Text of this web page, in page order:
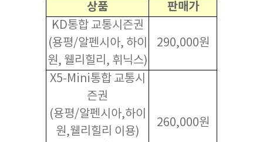
상품 판매가
KD통합 교통시즌권
(용평/알펜시아, 하이
원, 웰리힐리, 휘닉스)
290,000원
X5-Mini통합 교통시
즌권
(용평/알펜시아,하이
원,웰리힐리 이용)
260,000원